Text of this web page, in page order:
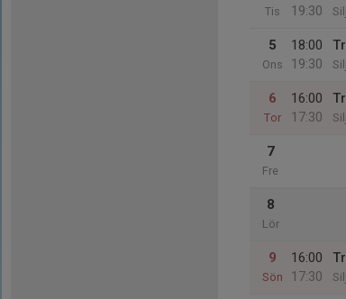
Tis
19:30
5
Ons
18:00
19:30
6
Tor
16:00
17:30
7
Fre
8
Lör
9
Sön
16:00
17:30